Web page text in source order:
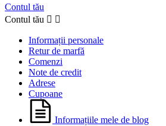
Contul tău
Contul tău  
Informații personale
Retur de marfă
Comenzi
Note de credit
Adrese
Cupoane
Informațiile mele de blog